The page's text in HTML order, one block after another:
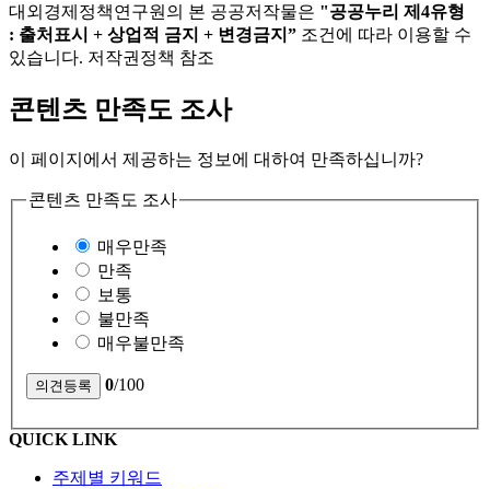
대외경제정책연구원의 본 공공저작물은 "공공누리 제4유형
: 출처표시 + 상업적 금지 + 변경금지” 조건에 따라 이용할 수
있습니다. 저작권정책 참조
콘텐츠 만족도 조사
이 페이지에서 제공하는 정보에 대하여 만족하십니까?
콘텐츠 만족도 조사
매우만족
만족
보통
불만족
매우불만족
0/100
QUICK LINK
주제별 키워드